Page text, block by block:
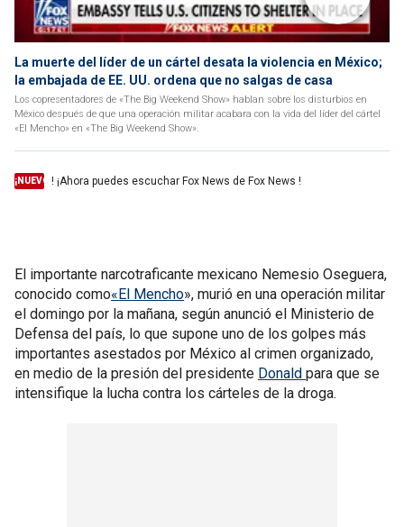
La muerte del líder de un cártel desata la violencia en México;
la embajada de EE. UU. ordena que no salgas de casa
Los copresentadores de «The Big Weekend Show» hablan sobre los disturbios en
México después de que una operación militar acabara con la vida del líder del cártel
«El Mencho» en «The Big Weekend Show».
¡NUEVO ! ¡Ahora puedes escuchar Fox News de Fox News !
El importante narcotraficante mexicano Nemesio Oseguera,
conocido como«El Mencho», murió en una operación militar
el domingo por la mañana, según anunció el Ministerio de
Defensa del país, lo que supone uno de los golpes más
importantes asestados por México al crimen organizado,
en medio de la presión del presidente Donald para que se
intensifique la lucha contra los cárteles de la droga.